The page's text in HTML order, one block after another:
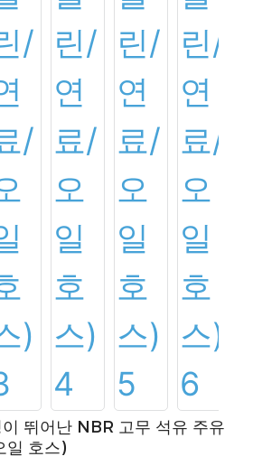
뛰어난 NBR 고무 석유 주유
일 호스)